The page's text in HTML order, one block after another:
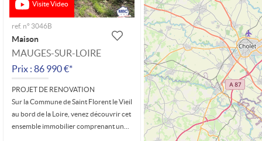
Visite Video
ref. n° 3046B
Maison
MAUGES-SUR-LOIRE
Prix : 86 990 €*
PROJET DE RENOVATION
Sur la Commune de Saint Florent le Vieil
au bord de la Loire, venez découvrir cet
ensemble immobilier comprenant un...